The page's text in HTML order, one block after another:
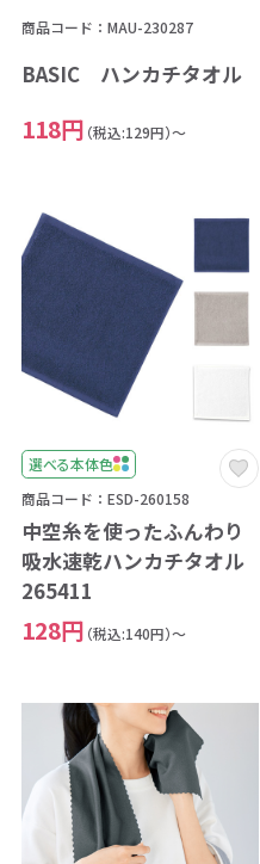
商品コード：MAU-230287
BASIC ハンカチタオル
118円 （税込:129円）～
選べる本体色
商品コード：ESD-260158
中空糸を使ったふんわり
吸水速乾ハンカチタオル
265411
128円 （税込:140円）～